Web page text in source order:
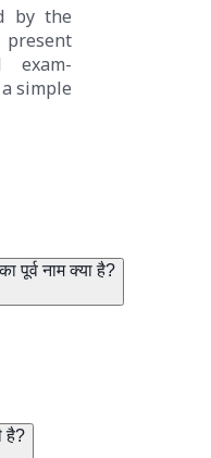
by the
present
exam-
simple
पूर्व नाम क्या है?
है?